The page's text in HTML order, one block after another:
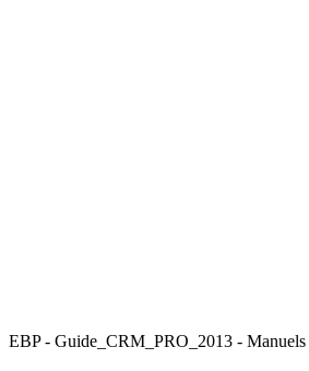
EBP - Guide_CRM_PRO_2013 - Manuels